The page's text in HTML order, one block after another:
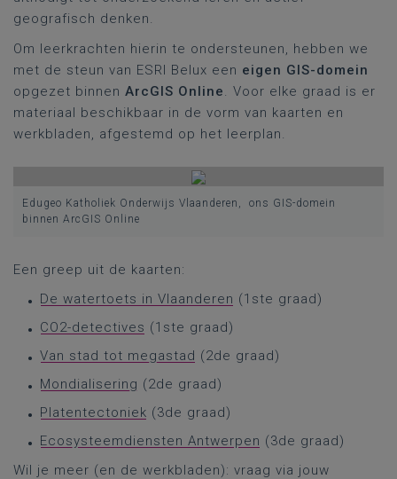
geografisch denken.
Om leerkrachten hierin te ondersteunen, hebben we
met de steun van ESRI Belux een eigen GIS-domein
opgezet binnen ArcGIS Online. Voor elke graad is er
materiaal beschikbaar in de vorm van kaarten en
werkbladen, afgestemd op het leerplan.
Edugeo Katholiek Onderwijs Vlaanderen, ons GIS-domein
binnen ArcGIS Online
Een greep uit de kaarten:
De watertoets in Vlaanderen (1ste graad)
CO2-detectives (1ste graad)
Van stad tot megastad (2de graad)
Mondialisering (2de graad)
Platentectoniek (3de graad)
Ecosysteemdiensten Antwerpen (3de graad)
Wil je meer (en de werkbladen): vraag via jouw